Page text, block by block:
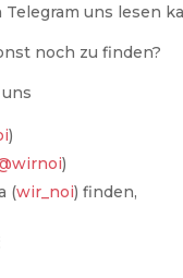
uns lesen
noch zu finden?
)
)
(wir_noi) finden,